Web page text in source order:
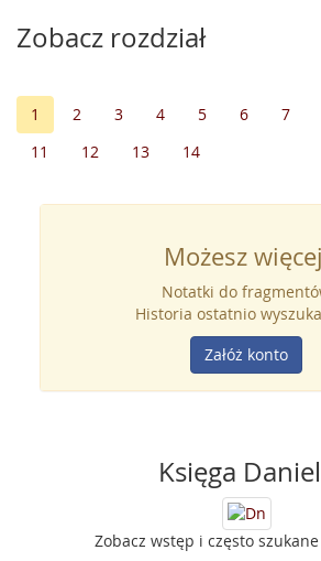
Zobacz rozdział
1 2 3 4 5 6 7
11
12 13 14
Możesz
Notatki do
Historia ostatnio
Załóż konto
Księga
Zobacz wstęp i często